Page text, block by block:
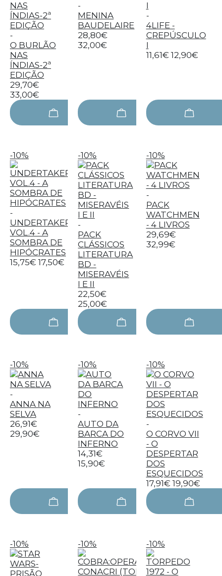
-
O BURLÃO
NAS
ÍNDIAS-2ª
EDIÇÃO
29,70€
33,00€
-
MENINA
BAUDELAIRE
28,80€
32,00€
-
4LIFE -
CREPÚSCULO
I
11,61€ 12,90€
-10%
-
UNDERTAKER
VOL.4 - A
SOMBRA DE
HIPÓCRATES
15,75€ 17,50€
-10%
-
PACK
CLÁSSICOS
LITERATURA
BD -
MISERAVÉIS
I E II
22,50€
25,00€
-10%
-
PACK
WATCHMEN
- 4 LIVROS
29,69€
32,99€
-10%
-
ANNA NA
SELVA
26,91€
29,90€
-10%
-
AUTO DA
BARCA DO
INFERNO
14,31€
15,90€
-10%
-
O CORVO VII
- O
DESPERTAR
DOS
ESQUECIDOS
17,91€ 19,90€
-10% -10% -10%